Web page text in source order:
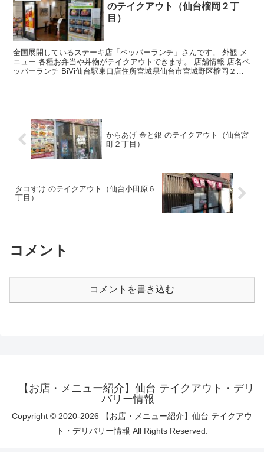
のテイクアウト（仙台榴岡２丁
目）
全国展開しているステーキ店「ペッパーランチ」さんです。 外観 メ
ニュー 各種お弁当や丼物がテイクアウトできます。 店舗情報 店名ペ
ッパーランチ BiVi仙台駅東口店住所宮城県仙台市宮城野区榴岡２丁
からあげ 金と銀 のテイクアウト（仙台宮
町２丁目）
タコすけ のテイクアウト（仙台小田原６
丁目）
コメント
コメントを書き込む
【お店・メニュー紹介】仙台 テイクアウト・デリ
バリー情報
Copyright © 2020-2026 【お店・メニュー紹介】仙台 テイクアウ
ト・デリバリー情報 All Rights Reserved.